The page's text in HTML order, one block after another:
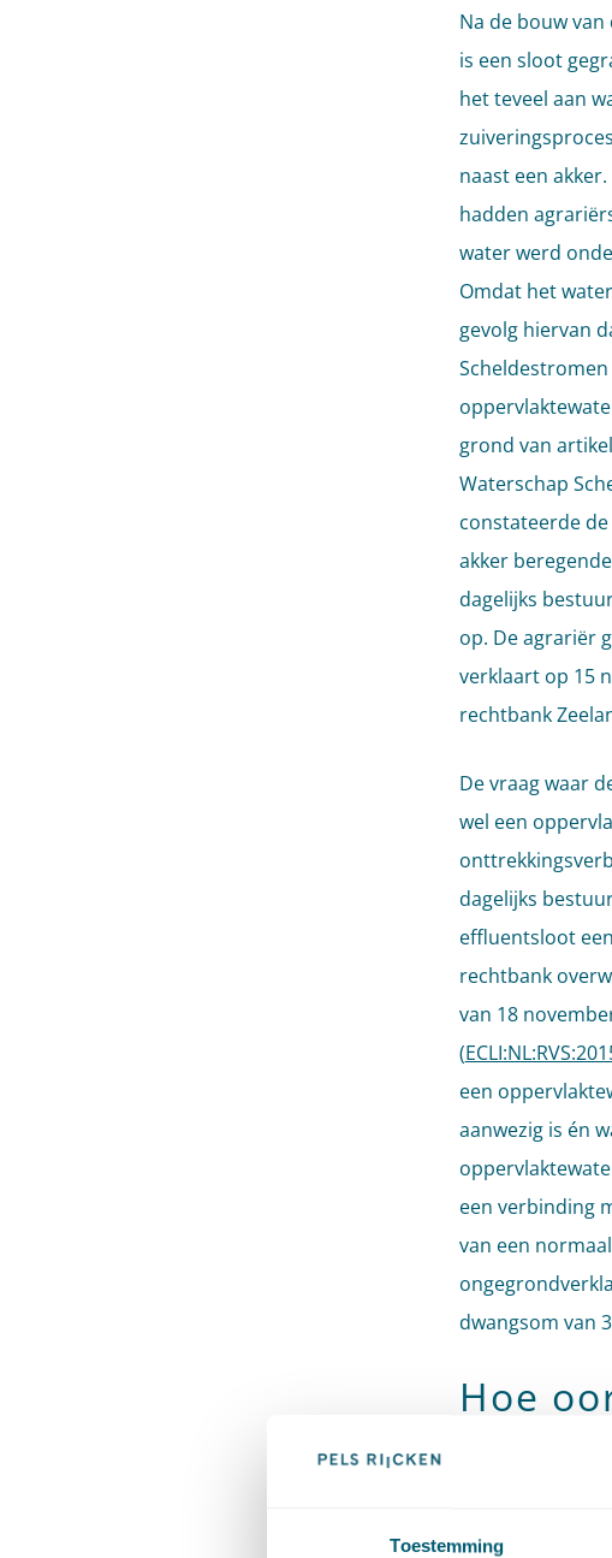
Toestemming
Na de bouw
is een sloot
het teveel aan
naast een
hadden
water werd
Omdat het
gevolg hiervan
grond van
Waterschap
constateerde
akker
dagelijks
op. De agrariër
verklaart op 15
rechtbank
De vraag waar
wel een
dagelijks
effluentsloot
rechtbank
van 18
(
een
aanwezig is én
een verbinding
van een
dwangsom van
Hoe